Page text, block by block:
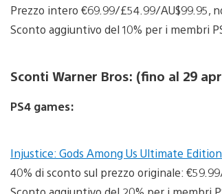
Prezzo intero €69.99/£54.99/AU$99.95,
Sconto aggiuntivo del 10% per i membri
Sconti Warner Bros: (fino al 29
PS4 games:
Injustice: Gods Among Us Ultimate Edition
40% di sconto sul prezzo originale: